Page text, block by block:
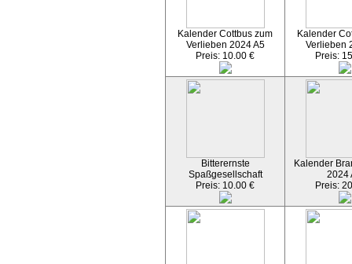
Kalender Cottbus zum
Verlieben 2024 A5
Preis: 10.00 €
Kalender
Verlieben
Preis:
Bitterernste
Spaßgesellschaft
Preis: 10.00 €
Kalender
2024
Preis: